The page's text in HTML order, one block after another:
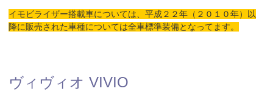
イモビライザー搭載車については、平成２２年（２０１０年）以
降に販売された車種については全車標準装備となってます。
ヴィヴィオ VIVIO